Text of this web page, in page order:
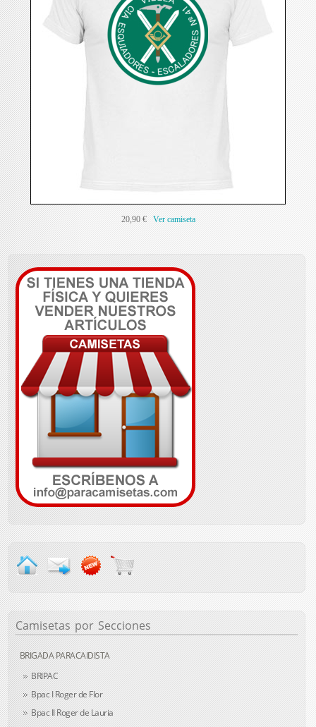
20,90 € Ver camiseta
Camisetas por Secciones
BRIGADA PARACAIDISTA
BRIPAC
Bpac I Roger de Flor
Bpac II Roger de Lauria